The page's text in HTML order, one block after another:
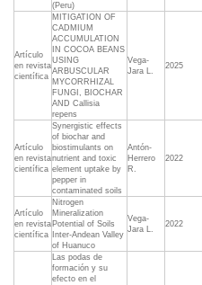
(Peru)
Artículo
en revista
científica
MITIGATION OF
CADMIUM
ACCUMULATION
IN COCOA BEANS
USING
ARBUSCULAR
MYCORRHIZAL
FUNGI, BIOCHAR
AND Callisia
repens
Vega-
Jara L.
2025
Artículo
en revista
científica
Synergistic effects
of biochar and
biostimulants on
nutrient and toxic
element uptake by
pepper in
contaminated soils
Antón-
Herrero
R.
2022
Artículo
en revista
científica
Nitrogen
Mineralization
Potential of Soils
Inter-Andean Valley
of Huanuco
Vega-
Jara L.
2022
Las podas de
formación y su
efecto en el